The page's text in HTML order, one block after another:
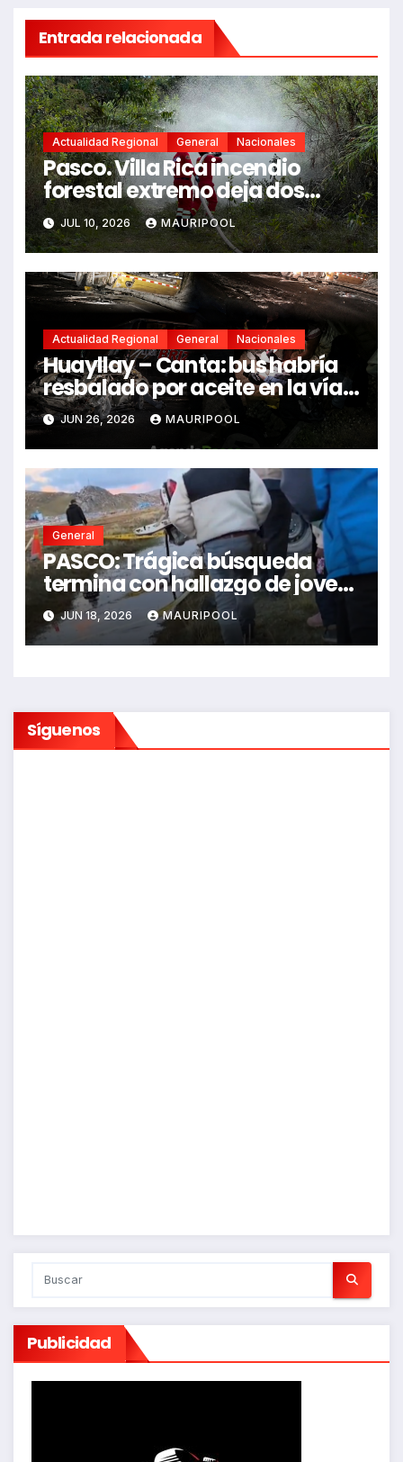
Entrada relacionada
Actualidad Regional General Nacionales
Pasco. Villa Rica incendio
forestal extremo deja dos
fallecidos y heridos
JUL 10, 2026 MAURIPOOL
Actualidad Regional General Nacionales
Huayllay – Canta: bus habría
resbalado por aceite en la vía e
impactó auto siniestrado
dejando dos fallecidos
JUN 26, 2026 MAURIPOOL
General
PASCO: Trágica búsqueda
termina con hallazgo de joven
sin vida en Rancas
JUN 18, 2026 MAURIPOOL
Síguenos
Publicidad